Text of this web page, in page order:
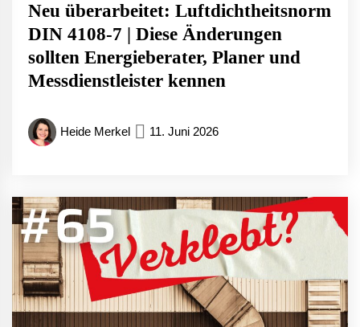
Neu überarbeitet: Luftdichtheitsnorm
DIN 4108-7 | Diese Änderungen
sollten Energieberater, Planer und
Messdienstleister kennen
Heide Merkel 11. Juni 2026